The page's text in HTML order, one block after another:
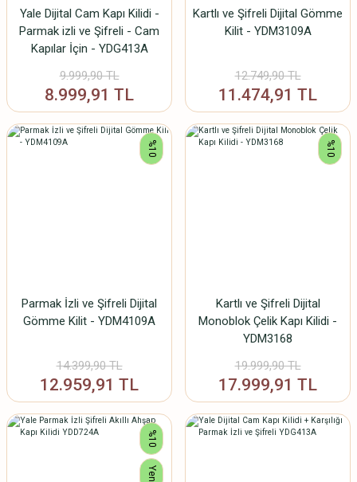
Yale Dijital Cam Kapı Kilidi -
Parmak izli ve Şifreli - Cam
Kapılar İçin - YDG413A
9.999,90 TL
8.999,91 TL
Kartlı ve Şifreli Dijital Gömme
Kilit - YDM3109A
12.749,90 TL
11.474,91 TL
%10
Parmak İzli ve Şifreli Dijital
Gömme Kilit - YDM4109A
14.399,90 TL
12.959,91 TL
%10
Kartlı ve Şifreli Dijital
Monoblok Çelik Kapı Kilidi -
YDM3168
19.999,90 TL
17.999,91 TL
%10
Yeni